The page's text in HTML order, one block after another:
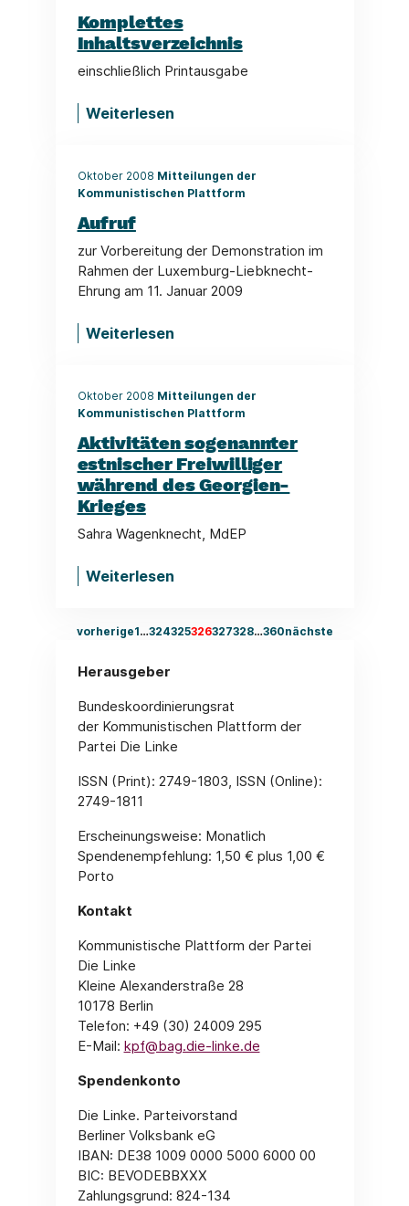
Komplettes
Inhaltsverzeichnis
einschließlich Printausgabe
Weiterlesen
Oktober 2008 Mitteilungen der
Kommunistischen Plattform
Aufruf
zur Vorbereitung der Demonstration im
Rahmen der Luxemburg-Liebknecht-
Ehrung am 11. Januar 2009
Weiterlesen
Oktober 2008 Mitteilungen der
Kommunistischen Plattform
Aktivitäten sogenannter
estnischer Freiwilliger
während des Georgien-
Krieges
Sahra Wagenknecht, MdEP
Weiterlesen
vorherige1…324325326327328…360nächste
Herausgeber
Bundeskoordinierungsrat
der Kommunistischen Plattform der
Partei Die Linke
ISSN (Print): 2749-1803, ISSN (Online):
2749-1811
Erscheinungsweise: Monatlich
Spendenempfehlung: 1,50 € plus 1,00 €
Porto
Kontakt
Kommunistische Plattform der Partei
Die Linke
Kleine Alexanderstraße 28
10178 Berlin
Telefon: +49 (30) 24009 295
E-Mail: kpf@bag.die-linke.de
Spendenkonto
Die Linke. Parteivorstand
Berliner Volksbank eG
IBAN: DE38 1009 0000 5000 6000 00
BIC: BEVODEBBXXX
Zahlungsgrund: 824-134